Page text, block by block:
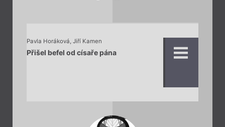
Pavla Horáková, Jiří Kamen
Přišel befel od císaře pána